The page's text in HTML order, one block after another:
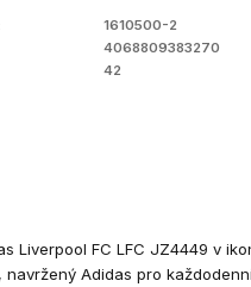
1610500-2
4068809383270
42
Liverpool FC LFC JZ4449 v
navržený Adidas pro